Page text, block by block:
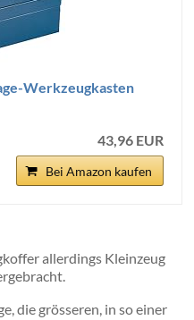
Werkzeugkasten
43,96 EUR
Bei Amazon kaufen
allerdings Kleinzeug
die grösseren, in so einer